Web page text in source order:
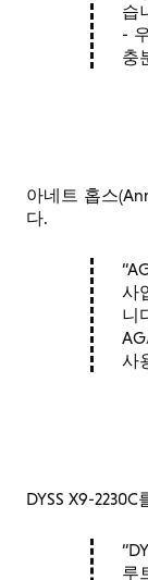
습
-
충
아네트 홉스
다.
사
니
사
DYSS X9-
루